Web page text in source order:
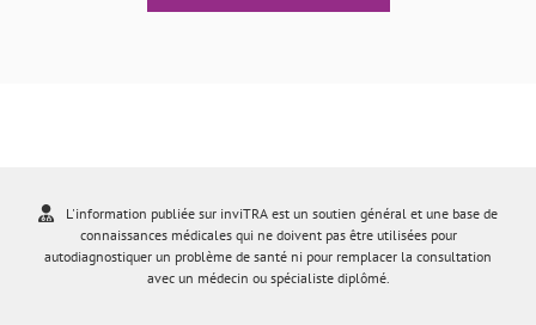
L'information publiée sur inviTRA est un soutien général et une base de
connaissances médicales qui ne doivent pas être utilisées pour
autodiagnostiquer un problème de santé ni pour remplacer la consultation
avec un médecin ou spécialiste diplômé.